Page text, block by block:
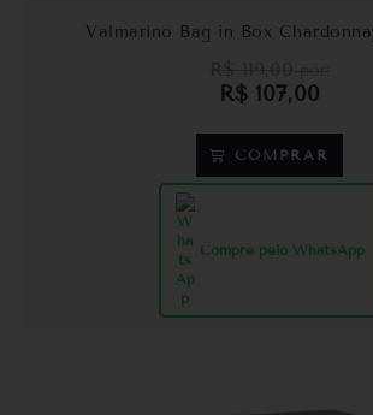
Valmarino Bag in Box
R$ 107,00
COMPRAR
Compre pelo WhatsApp